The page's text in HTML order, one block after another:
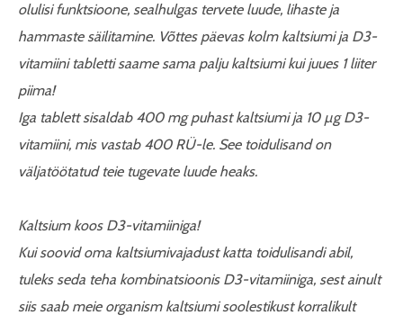
olulisi funktsioone, sealhulgas tervete luude, lihaste ja
hammaste säilitamine. Võttes päevas kolm kaltsiumi ja D3-
vitamiini tabletti saame sama palju kaltsiumi kui juues 1 liiter
piima!
Iga tablett sisaldab 400 mg puhast kaltsiumi ja 10 µg D3-
vitamiini, mis vastab 400 RÜ-le. See toidulisand on
väljatöötatud teie tugevate luude heaks.
Kaltsium koos D3-vitamiiniga!
Kui soovid oma kaltsiumivajadust katta toidulisandi abil,
tuleks seda teha kombinatsioonis D3-vitamiiniga, sest ainult
siis saab meie organism kaltsiumi soolestikust korralikult